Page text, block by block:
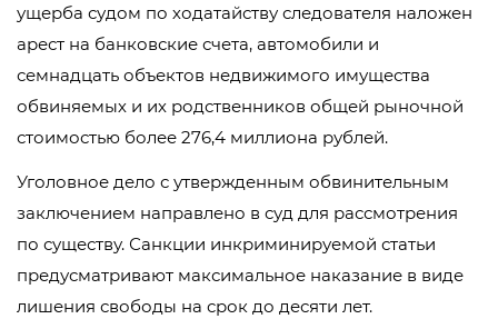
ущерба судом по ходатайству следователя наложен
арест на банковские счета, автомобили и
семнадцать объектов недвижимого имущества
обвиняемых и их родственников общей рыночной
стоимостью более 276,4 миллиона рублей.
Уголовное дело с утвержденным обвинительным
заключением направлено в суд для рассмотрения
по существу. Санкции инкриминируемой статьи
предусматривают максимальное наказание в виде
лишения свободы на срок до десяти лет.